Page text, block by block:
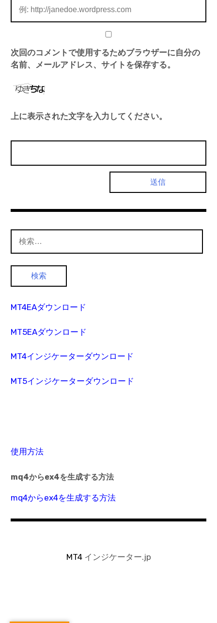
次回のコメントで使用するためブラウザーに自分の
名前、メールアドレス、サイトを保存する。
上に表示された文字を入力してください。
索:
MT4EAダウンロード
MT5EAダウンロード
MT4インジケーターダウンロード
MT5インジケーターダウンロード
使用方法
mq4からex4を生成する方法
mq4からex4を生成する方法
MT4インジケーター.jp